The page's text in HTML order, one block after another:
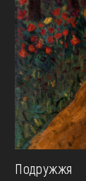
Подружжя